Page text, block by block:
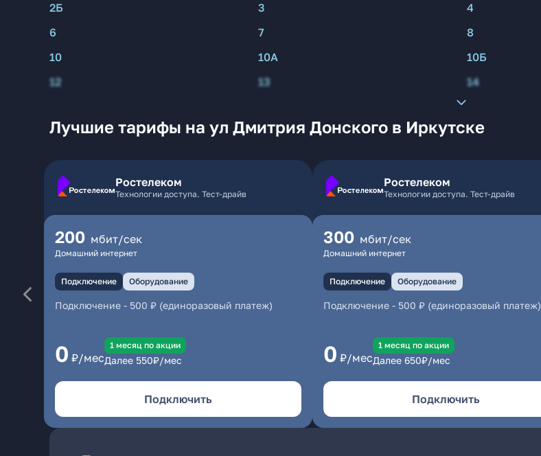
2Б
3 4
6
7 8
10
10А 10Б
12
13 14
Лучшие тарифы на ул Дмитрия Донского в Иркутске
Ростелеком
Технологии доступа. Тест-драйв
200 мбит/сек
Домашний интернет
Подключение Оборудование
Подключение - 500 ₽ (единоразовый платеж)
0 ₽/мес
1 месяц по акции
Далее 550₽/мес
Подключить
Ростелеком
Технологии доступа. Тест-драйв
300 мбит/сек
Домашний интернет
Подключение Оборудование
Подключение- 500 ₽ (единоразовый платеж)
0 ₽/мес
1 месяц по акции
Далее 650₽/мес
Подключить